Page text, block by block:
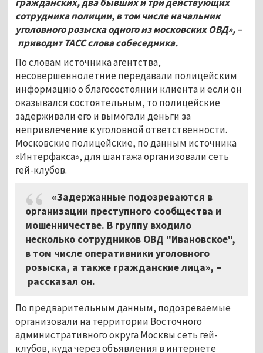
сотрудника полиции, в том числе начальник
уголовного розыска одного из московских ОВД», –
приводит ТАСС слова собеседника.
По словам источника агентства,
несовершеннолетние передавали полицейским
информацию о благосостоянии клиента и если он
оказывался состоятельным, то полицейские
задерживали его и вымогали деньги за
непривлечение к уголовной ответственности.
Московские полицейские, по данным источника
«Интерфакса», для шантажа организовали сеть
гей-клубов.
«Задержанные подозреваются в
организации преступного сообщества и
мошенничестве. В группу входило
несколько сотрудников ОВД "Ивановское",
в том числе оперативники уголовного
розыска, а также гражданские лица», –
рассказал он.
По предварительным данным, подозреваемые
организовали на территории Восточного
административного округа Москвы сеть гей-
клубов, куда через объявления в интернете